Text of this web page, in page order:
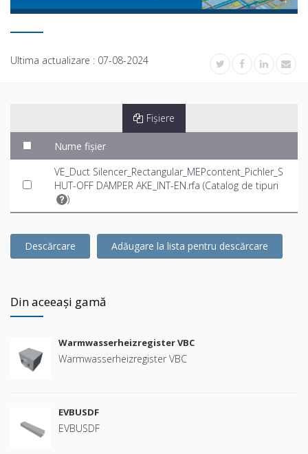
Ultima actualizare : 07-08-2024
Fișiere
Nume fișier
VE_Duct Silencer_Rectangular_MEPcontent_Pichler_S
HUT-OFF DAMPER AKE_INT-EN.rfa (Catalog de tipuri
)
Descărcare Adăugare la lista pentru descărcare
Din aceeași gamă
Warmwasserheizregister VBC
Warmwasserheizregister VBC
EVBUSDF
EVBUSDF